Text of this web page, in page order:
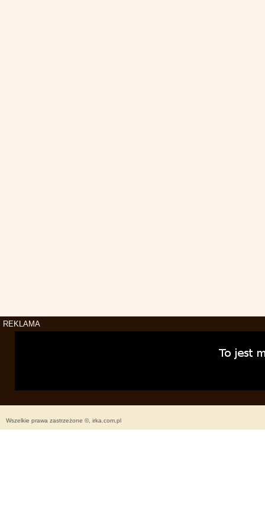
REKLAMA
Wszelkie prawa zastrzeżone ©, irka.com.pl